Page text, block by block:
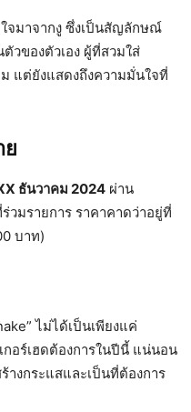
จมาจากงู ซึ่งเป็นสัญลักษณ์
วของตัวเอง ผู้ที่สวมใส่
แต่ยังแสดงถึงความมั่นใจที่
ย
ธันวาคม 2024 ผ่าน
วมรายการ ราคาคาดว่าอยู่ที่
บาท)
ไม่ได้เป็นเพียงแค่
กอร์เฮดต้องการในปีนี้ แน่นอน
างกระแสและเป็นที่ต้องการ